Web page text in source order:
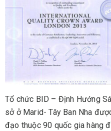
Tổ chức BID – Định Hướng
sở ở Marid- Tây Ban Nha
đạo thuộc 90 quốc gia hàng